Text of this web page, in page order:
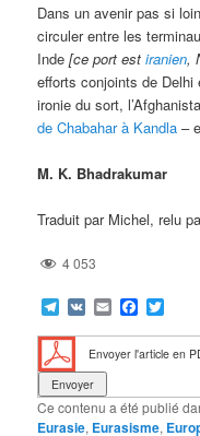
Dans un avenir pas si
circuler entre les
Inde[ce port estiranien,
efforts conjoints de
ironie du sort,
de Chabahar à Kandla –
M. K. Bhadrakumar
Traduit par Michel, relu
4 053
Telegram
VK Email
Envoyer l'article en
Ce contenu a été publié
Eurasie, Eurasisme,